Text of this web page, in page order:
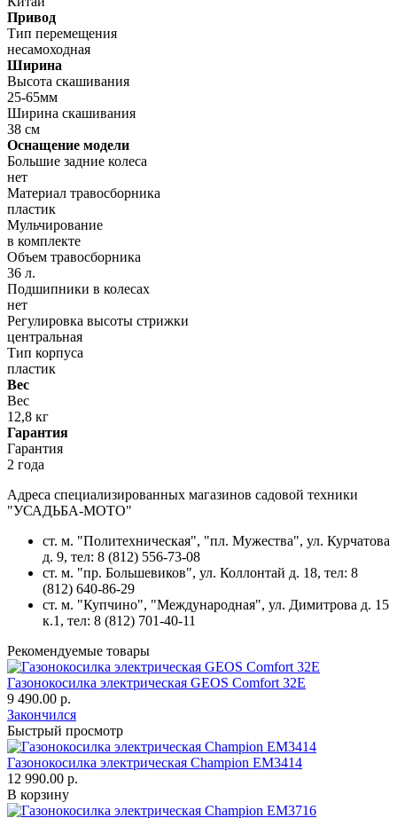
Привод
Тип перемещения
несамоходная
Ширина
Высота скашивания
25-65мм
Ширина скашивания
38 см
Оснащение модели
Большие задние колеса
нет
Материал травосборника
пластик
Мульчирование
в комплекте
Объем травосборника
36 л.
Подшипники в колесах
нет
Регулировка высоты стрижки
центральная
Тип корпуса
пластик
Вес
Вес
12,8 кг
Гарантия
Гарантия
2 года
Адреса специализированных магазинов садовой техники
"УСАДЬБА-МОТО"
ст. м. "Политехническая", "пл. Мужества", ул. Курчатова
д. 9, тел: 8 (812) 556-73-08
ст. м. "пр. Большевиков", ул. Коллонтай д. 18, тел: 8
(812) 640-86-29
ст. м. "Купчино", "Международная", ул. Димитрова д. 15
к.1, тел: 8 (812) 701-40-11
Рекомендуемые товары
Газонокосилка электрическая GEOS Comfort 32E
9 490.00 р.
Закончился
Быстрый просмотр
Газонокосилка электрическая Champion EM3414
12 990.00 р.
В корзину